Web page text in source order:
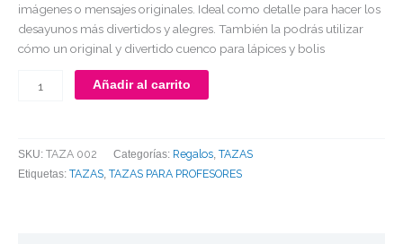
imágenes o mensajes originales. Ideal como detalle para hacer los
desayunos más divertidos y alegres. También la podrás utilizar
cómo un original y divertido cuenco para lápices y bolis
Añadir al carrito
SKU: TAZA 002 Categorías: Regalos, TAZAS
Etiquetas: TAZAS, TAZAS PARA PROFESORES